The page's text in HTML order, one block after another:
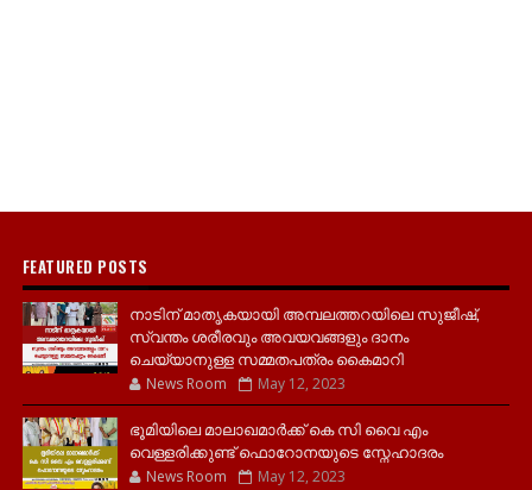
FEATURED POSTS
നാടിന് മാതൃകയായി അമ്പലത്തറയിലെ സുജീഷ്,
സ്വന്തം ശരീരവും അവയവങ്ങളും ദാനം
ചെയ്യാനുള്ള സമ്മതപത്രം കൈമാറി
News Room May 12, 2023
ഭൂമിയിലെ മാലാഖമാർക്ക് കെ സി വൈ എം
വെള്ളരിക്കുണ്ട് ഫൊറോനയുടെ സ്നേഹാദരം
News Room May 12, 2023